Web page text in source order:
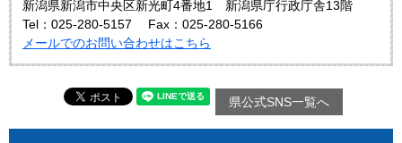
新潟県新潟市中央区新光町4番地1 新潟県庁行政庁舎13階
Tel：025-280-5157
Fax：025-280-5166
メールでのお問い合わせはこちら
県公式SNS一覧へ